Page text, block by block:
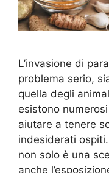
L’invasione di
problema serio,
quella degli
esistono
aiutare a tenere
indesiderati
non solo è una
anche